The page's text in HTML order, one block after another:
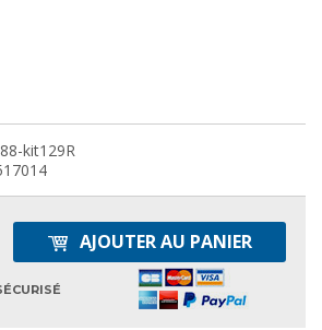
kit129R
AJOUTER AU PANIER